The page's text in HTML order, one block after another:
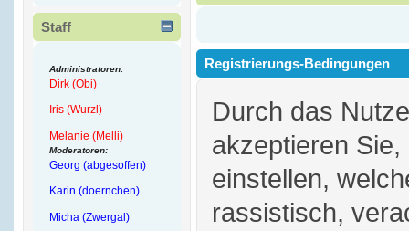
Staff
Administratoren:
Dirk (Obi)
Iris (Wurzl)
Melanie (Melli)
Moderatoren:
Georg (abgesoffen)
Karin (doernchen)
Micha (Zwergal)
Registrierungs-Bedingungen
Durch das
akzeptieren
einstellen,
rassistisch,